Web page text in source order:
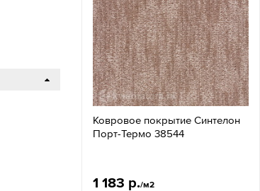
Ковровое покрытие Синтелон
Порт-Термо 38544
1 183 р./м2